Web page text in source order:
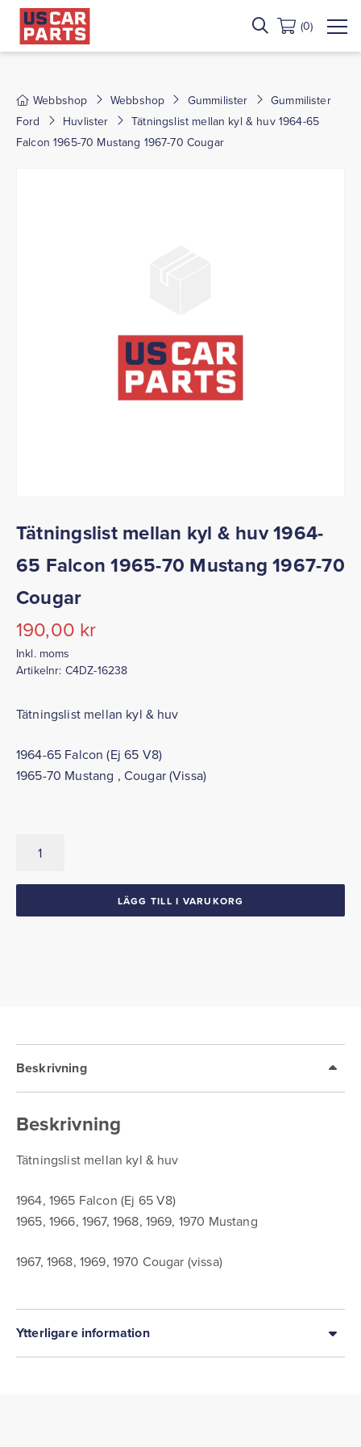
(0)
Webbshop Webbshop Gummilister
Gummilister
Ford
Huvlister
Tätningslist mellan kyl & huv 1964-65
Falcon 1965-70 Mustang 1967-70 Cougar
Tätningslist mellan kyl & huv 1964-
65 Falcon 1965-70 Mustang 1967-70
Cougar
190,00 kr
Inkl. moms
Artikelnr: C4DZ-16238
Tätningslist mellan kyl & huv
1964-65 Falcon (Ej 65 V8)
1965-70 Mustang , Cougar (Vissa)
mellan
70
Cougar
LÄGG TILL I VARUKORG
Beskrivning
Beskrivning
Tätningslist mellan kyl & huv
1964, 1965 Falcon (Ej 65 V8)
1965, 1966, 1967, 1968, 1969, 1970 Mustang
1967, 1968, 1969, 1970 Cougar (vissa)
Ytterligare information